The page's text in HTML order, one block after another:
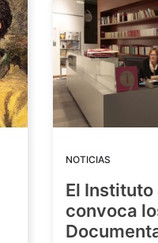
NOTICIAS
El
convoca